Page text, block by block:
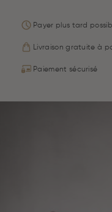
Payer plus tard
Livraison gratuite à
Paiement sécurisé